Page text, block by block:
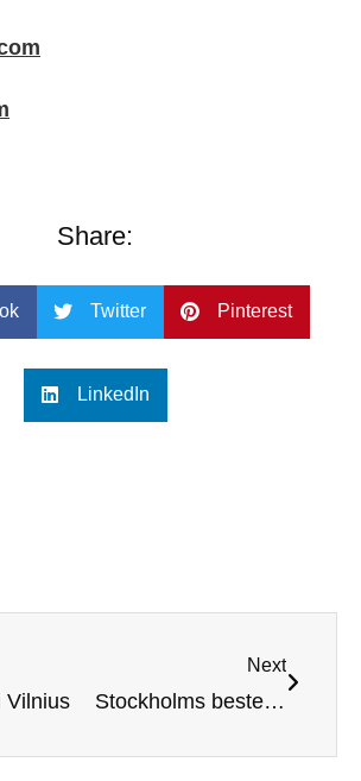
Share:
Twitter Pinterest
LinkedIn
Vilnius
Next
Stockholms beste golfbaner